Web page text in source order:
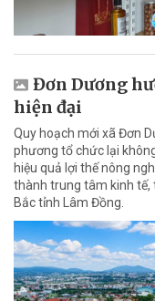
Đơn Dương
hiện đại
Quy hoạch mới xã Đơn
phương tổ chức lại
hiệu quả lợi thế nông
thành trung tâm kinh tế,
Bắc tỉnh Lâm Đồng.